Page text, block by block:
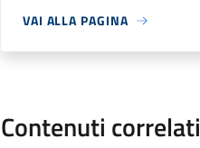
VAI ALLA PAGINA
Contenuti correlati